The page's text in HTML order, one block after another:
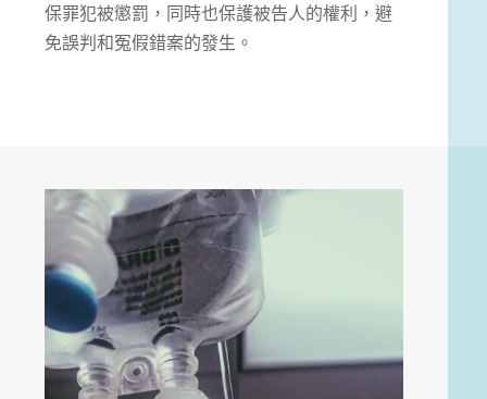
保罪犯被懲罰，同時也保護被告人的權利，避
免誤判和冤假錯案的發生。